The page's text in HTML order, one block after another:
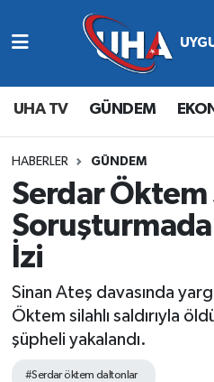
UHA TV GÜNDEM
HABERLER GÜNDEM
Serdar Öktem
İzi
Sinan Ateş davasında
Öktem silahlı saldırıyla
şüpheli yakalandı.
#Serdar öktem daltonlar
Abone Ol
Gündem
Ekonomi
Magazin
Spor
Yaşam
Nöbetçi Eczaneler
Hava Durumu
Namaz Vakitleri
Trafik Durumu
Tüm Manşetler
Son Dakika Haberleri